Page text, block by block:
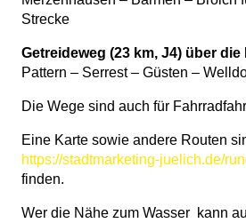
Strecke
Getreideweg (23 km, J4) über die
Pattern – Serrest – Güsten –
Die Wege sind auch für
Eine Karte sowie andere Routen
https://stadtmarketing-juelich.de/
finden.
Wer die Nähe zum Wasser kann